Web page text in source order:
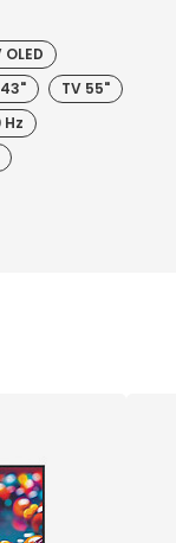
OLED
TV 55"
Hz